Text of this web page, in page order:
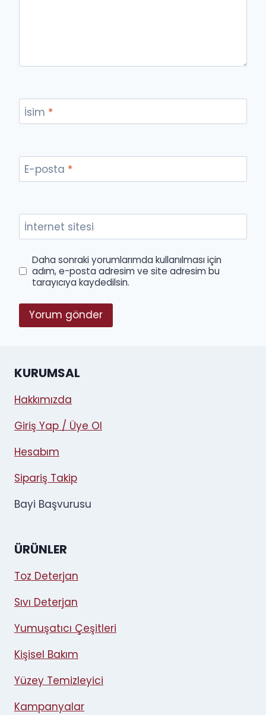
İsim *
E-posta *
İnternet sitesi
Daha sonraki yorumlarımda kullanılması için
adım, e-posta adresim ve site adresim bu
tarayıcıya kaydedilsin.
KURUMSAL
Hakkımızda
Giriş Yap / Üye Ol
Hesabım
Sipariş Takip
Bayi Başvurusu
ÜRÜNLER
Toz Deterjan
Sıvı Deterjan
Yumuşatıcı Çeşitleri
Kişisel Bakım
Yüzey Temizleyici
Kampanyalar